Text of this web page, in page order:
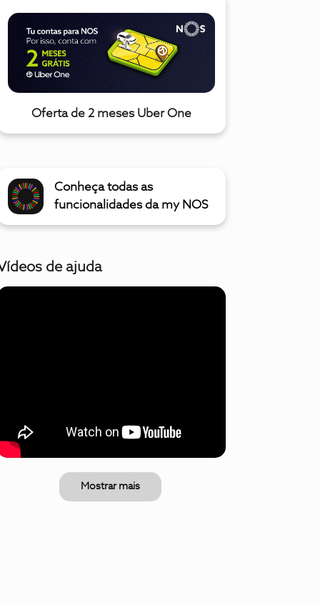
Oferta de 2 meses Uber One
Conheça todas as
funcionalidades da my NOS
de ajuda
Mostrar mais